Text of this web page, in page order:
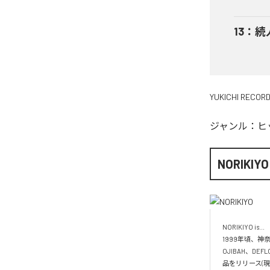
13 ： 続
YUKICHI
ジャンル：
NORIKIYO
NORIKIYO
1999年頃、神
OJIBAH、
品をリリース(